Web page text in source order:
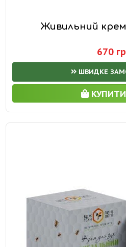
Живильний крем
670
ШВИДКЕ
КУПИТИ